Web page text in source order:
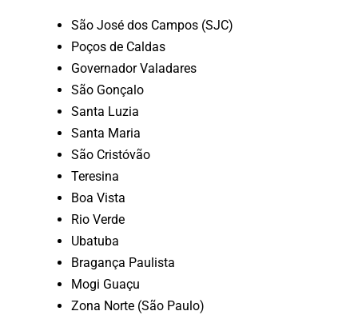
São José dos Campos (SJC)
Poços de Caldas
Governador Valadares
São Gonçalo
Santa Luzia
Santa Maria
São Cristóvão
Teresina
Boa Vista
Rio Verde
Ubatuba
Bragança Paulista
Mogi Guaçu
Zona Norte (São Paulo)